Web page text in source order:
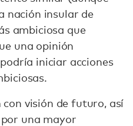
nación insular de
ambiciosa que
una opinión
iniciar acciones
visión de futuro, así
una mayor